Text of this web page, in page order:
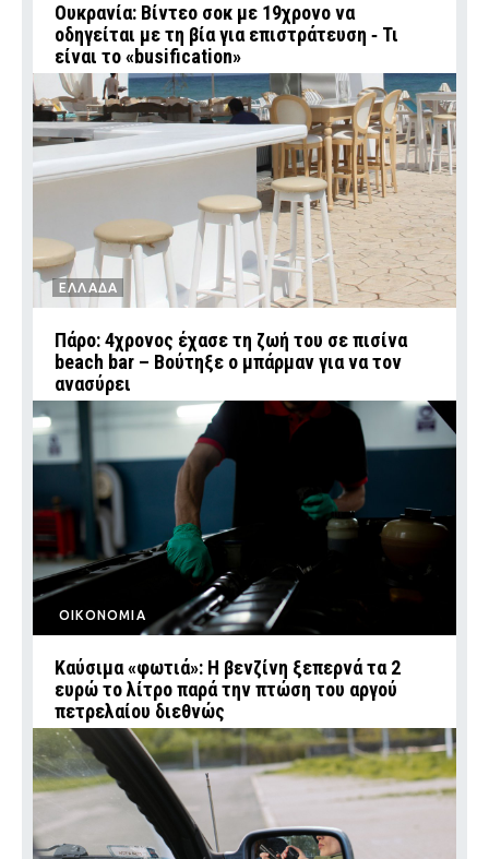
Ουκρανία: Βίντεο σοκ με 19χρονο να
οδηγείται με τη βία για επιστράτευση ‑ Τι
είναι το «busification»
ΕΛΛΑΔΑ
Πάρο: 4χρονος έχασε τη ζωή του σε πισίνα
beach bar – Βούτηξε ο μπάρμαν για να τον
ανασύρει
ΟΙΚΟΝΟΜΙΑ
Καύσιμα «φωτιά»: Η βενζίνη ξεπερνά τα 2
ευρώ το λίτρο παρά την πτώση του αργού
πετρελαίου διεθνώς